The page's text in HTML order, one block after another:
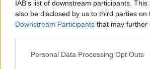
IAB’s list of downstream participants.
also be disclosed by us to third parties on
Downstream Participants that may further
Personal Data Processing Opt Outs
Beste, Net als u lijd ik sinds 20 jaar aan
slapeloosheid, (het piekeren, de
steeds maar komt niet kunnen stop
alles geprobeerd maar niks
begin te slapen zonder slaapmedicatie